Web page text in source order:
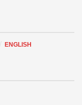
ENGLISH